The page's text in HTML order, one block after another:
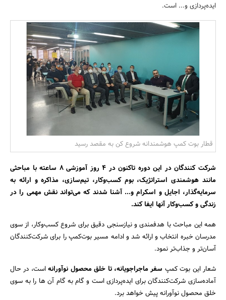
مسکن و ساختمان
ایده‌پردازی و... است.
قطار بوت کمپ هوشمندانه شروع کن به مقصد رسید
شرکت کنندگان در این دوره تاکنون در 4 روز آموزشی 8 ساعته با مباحثی
مانند هوشمندی استراتژیک، بوم کسب‌و‌کار، تیم‌سازی، مذاکره و ارائه به
سرمایه‌گذار، اجایل و اسکرام و... آشنا شدند که می‌تواند نقش مهمی را در
زندگی و کسب‌وکار آنها ایفا کند.
همه این مباحث با هدفمندی و نیازسنجی دقیق برای شروع کسب‌وکار، از سوی
مدرسان خبره انتخاب و ارائه شد و ادامه مسیر بوت‌کمپ را برای شرکت‌کنندگان
آسان‌تر و جذاب‌تر نمود.
شعار این بوت کمپ سفر ماجراجویانه، تا خلق محصول نوآورانهاست، در حال
آماده‌سازی شرکت‌کنندگان برای ایده‌پردازی است و گام به گام آن ها را به سوی
خلق محصول نوآورانه پیش خواهد برد.